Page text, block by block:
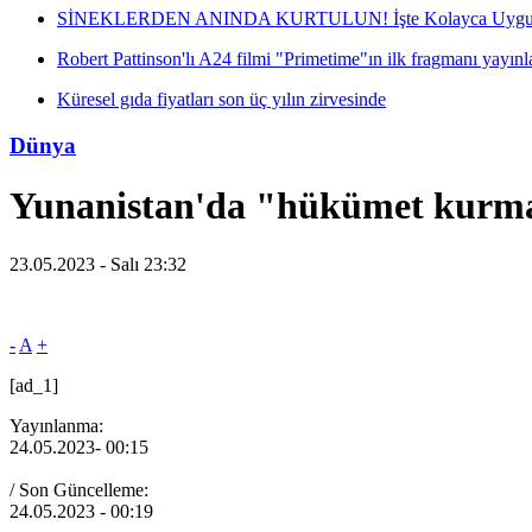
SİNEKLERDEN ANINDA KURTULUN! İşte Kolayca
Robert Pattinson'lı A24 filmi "Primetime"ın ilk fragmanı
Küresel gıda fiyatları son üç yılın zirvesinde
Dünya
Yunanistan'da "hükümet
23.05.2023 - Salı 23:32
- A +
[ad_1]
Yayınlanma:
24.05.2023- 00:15
/ Son Güncelleme:
24.05.2023 - 00:19